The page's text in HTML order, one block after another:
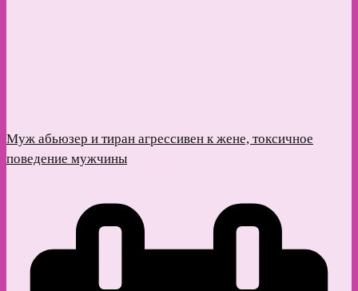
Муж абьюзер и тиран агрессивен к жене, токсичное
поведение мужчины